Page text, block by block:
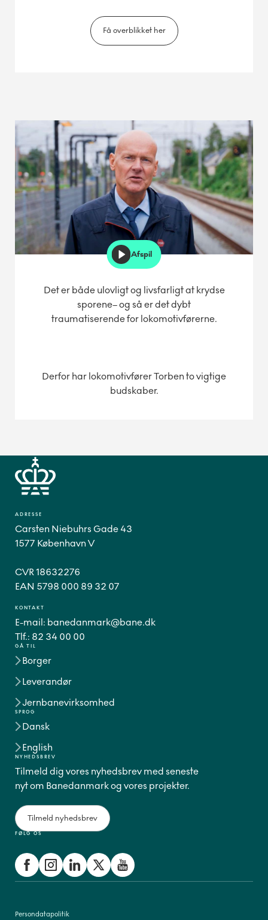
Få overblikket her
Det er både ulovligt og livsfarligt at krydse
sporene– og så er det dybt
traumatiserende for lokomotivførerne.
Derfor har lokomotivfører Torben to vigtige
budskaber.
Afspil
GÅ TIL
Borger
Leverandør
Jernbanevirksomhed
SPROG
Dansk
English
FØLG OS
ADRESSE
Carsten Niebuhrs Gade 43
1577 København V
CVR 18632276
EAN 5798 000 89 32 07
KONTAKT
E-mail: banedanmark@bane.dk
Tlf.: 82 34 00 00
NYHEDSBREV
Tilmeld dig vores nyhedsbrev med seneste
nyt om Banedanmark og vores projekter.
Tilmeld nyhedsbrev
Persondatapolitik